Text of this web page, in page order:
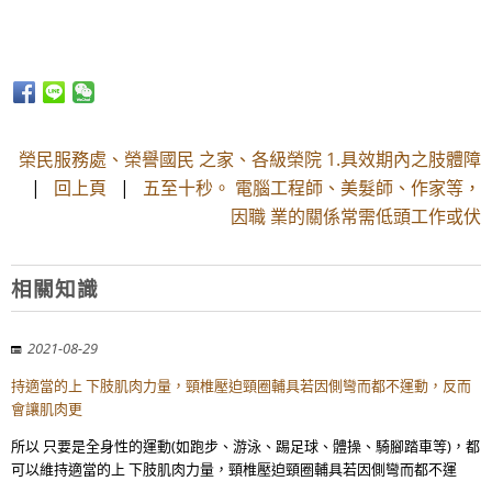
榮民服務處、榮譽國民 之家、各級榮院 1.具效期內之肢體障
| 回上頁 | 五至十秒。 電腦工程師、美髮師、作家等，
因職 業的關係常需低頭工作或伏
相關知識
2021-08-29
持適當的上 下肢肌肉力量，頸椎壓迫頸圈輔具若因側彎而都不運動，反而
會讓肌肉更
所以 只要是全身性的運動(如跑步、游泳、踢足球、體操、騎腳踏車等)，都
可以維持適當的上 下肢肌肉力量，頸椎壓迫頸圈輔具若因側彎而都不運